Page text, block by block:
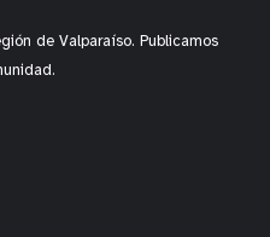
de Valparaíso. Publicamos